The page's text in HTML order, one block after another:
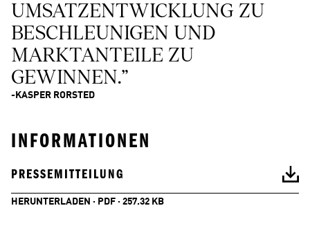
UMSATZENTWICKLUNG ZU
BESCHLEUNIGEN UND
MARKTANTEILE ZU
GEWINNEN."
-KASPER RORSTED
INFORMATIONEN
PRESSEMITTEILUNG
HERUNTERLADEN · PDF · 257.32 KB